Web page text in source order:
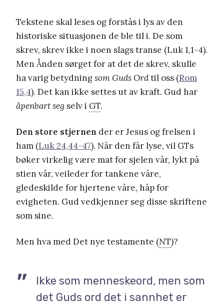
Tekstene skal leses og forstås i lys av den
historiske situasjonen de ble til i. De som
skrev, skrev ikke i noen slags transe (Luk 1,1-4).
Men Ånden sørget for at det de skrev, skulle
ha varig betydningsom Guds Ordtil oss (Rom
15,4). Det kan ikke settes ut av kraft. Gud har
åpenbart seg selv i GT.
Den store stjernen der er Jesus og frelsen i
ham (Luk 24,44-47). Når den får lyse, vil GTs
bøker virkelig være mat for sjelen vår, lykt på
stien vår, veileder for tankene våre,
gledeskilde for hjertene våre, håp for
evigheten. Gud vedkjenner seg disse skriftene
som sine.
Men hva med Det nye testamente (NT)?
Ikke som menneskeord, men som
det Guds ord det i sannhet er